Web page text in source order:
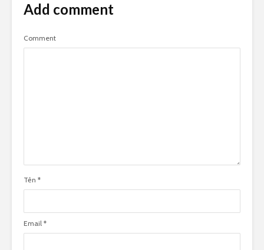
Add comment
Comment
Tên *
Email *